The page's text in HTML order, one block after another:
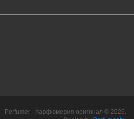
Perfumer - парфюмерия оригинал © 2026.